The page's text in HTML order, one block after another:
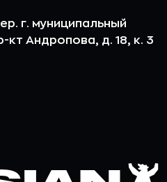
г. муниципальный
кт Андропова, д. 18, к. 3